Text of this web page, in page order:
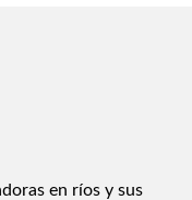
en ríos y sus